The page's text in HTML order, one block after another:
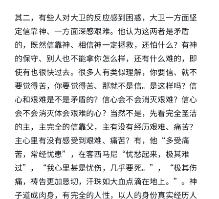
其二，有些人对大卫的反应感到困惑，大卫一方面坚
定信靠神、一方面深感艰难。他认为这两者是矛盾
的，既然信靠神、相信神一定拯救，还怕什么？有神
的保守、别人也不能拿你怎么样，还有什么难的，即
使有也很快过去。很多人有类似理解，你要信、就不
要觉得苦，你要觉得苦、那就不是信。是这样吗？信
心和艰难是不是矛盾的？信心会不会消灭艰难？信心
会不会消灭体会艰难的心？当然不是，先看完全圣洁
的主，主完全的信靠父，主有没有经历艰难、痛苦？
主心里有没有感受到艰难、痛苦？有，他“多受痛
苦，常经忧患”，在客西马尼“忧愁起来，极其难
过”，“我心里甚是忧伤，几乎要死。”，“极其伤
痛，祷告更加恳切，汗珠如大血点滴在地上。”。神
子道成肉身，有完全的人性，以人的身份真实经历人